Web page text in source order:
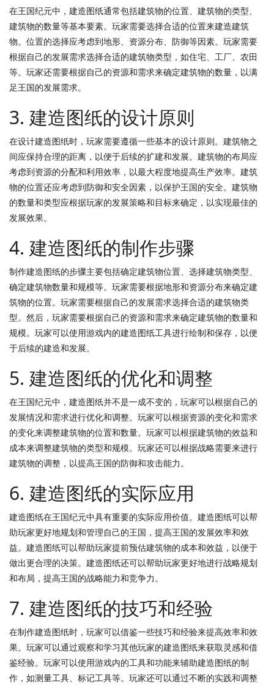
在王国纪元中，建造图纸通常包括建筑物的位置、建筑物的类型、
建筑物的数量等基本要素。玩家需要选择合适的位置来建造建筑
物。位置的选择应考虑到地形、资源分布、防御等因素。玩家需要
根据自己的发展需求选择合适的建筑物类型，如住宅、工厂、农田
等。玩家还需要根据自己的资源和需求来确定建筑物的数量，以满
足王国的发展需求。
3. 建造图纸的设计原则
在设计建造图纸时，玩家需要遵循一些基本的设计原则。建筑物之
间应保持合理的距离，以便于后续的扩建和发展。建筑物的布局应
考虑到资源的分配和利用效率，以最大程度地提高生产效率。建筑
物的位置还应考虑到防御和安全因素，以保护王国的安全。建筑物
的数量和类型应根据玩家的发展策略和目标来确定，以实现最佳的
发展效果。
4. 建造图纸的制作步骤
制作建造图纸的步骤主要包括确定建筑物位置、选择建筑物类型、
确定建筑物数量和规模等。玩家需要根据地形和资源分布来确定建
筑物的位置。玩家需要根据自己的发展需求选择合适的建筑物类
型。然后，玩家需要根据自己的资源和需求来确定建筑物的数量和
规模。玩家可以使用游戏内的建造图纸工具进行绘制和保存，以便
于后续的建造和发展。
5. 建造图纸的优化和调整
在王国纪元中，建造图纸并不是一成不变的，玩家可以根据自己的
发展情况和需求进行优化和调整。玩家可以根据资源的变化和需求
的变化来调整建筑物的位置和数量。玩家可以根据建筑物的效益和
成本来调整建筑物的类型和规模。玩家还可以根据战略需要来进行
建筑物的调整，以提高王国的防御和攻击能力。
6. 建造图纸的实际应用
建造图纸在王国纪元中具有重要的实际应用价值。建造图纸可以帮
助玩家更好地规划和管理自己的王国，提高王国的发展效率和效
益。建造图纸可以帮助玩家提前预估建筑物的成本和效益，以便于
做出更合理的决策。建造图纸还可以帮助玩家更好地进行战略规划
和布局，提高王国的战略能力和竞争力。
7. 建造图纸的技巧和经验
在制作建造图纸时，玩家可以借鉴一些技巧和经验来提高效率和效
果。玩家可以通过观察和学习其他玩家的建造图纸来获取灵感和借
鉴经验。玩家可以使用游戏内的工具和功能来辅助建造图纸的制
作，如测量工具、标记工具等。玩家还可以通过不断的实践和调整